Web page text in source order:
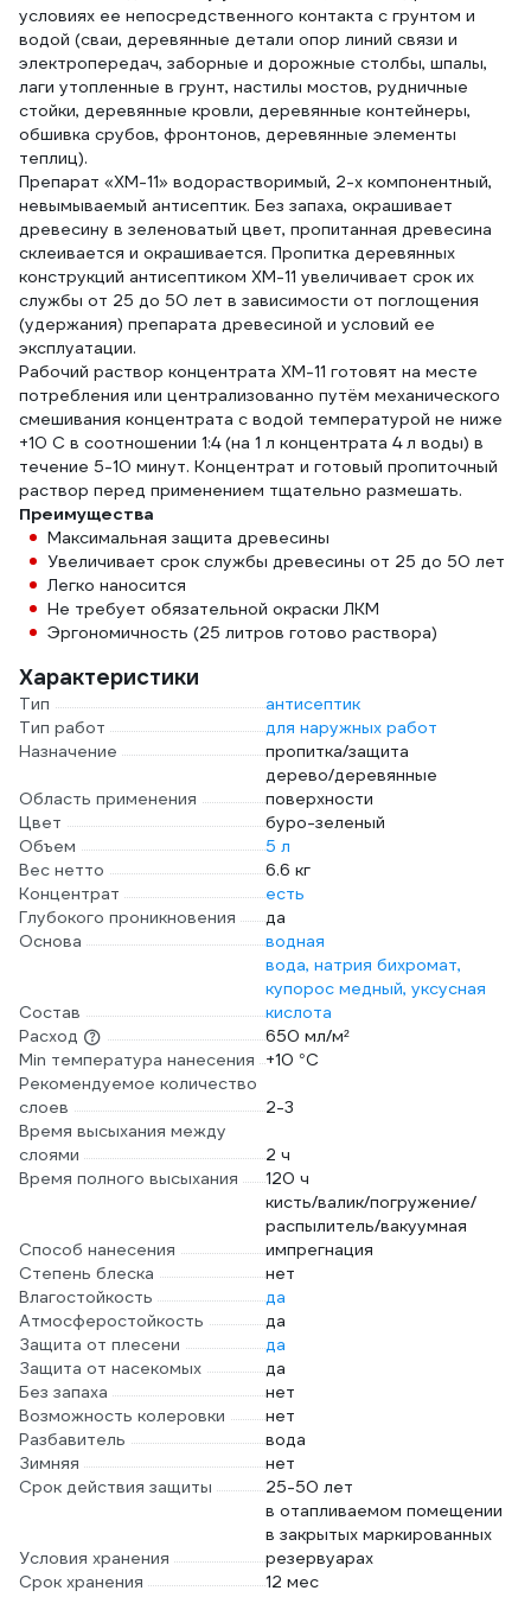
условиях ее непосредственного контакта с грунтом и
водой (сваи, деревянные детали опор линий связи и
электропередач, заборные и дорожные столбы, шпалы,
лаги утопленные в грунт, настилы мостов, рудничные
стойки, деревянные кровли, деревянные контейнеры,
обшивка срубов, фронтонов, деревянные элементы
теплиц).
Препарат «ХМ-11» водорастворимый, 2-х компонентный,
невымываемый антисептик. Без запаха, окрашивает
древесину в зеленоватый цвет, пропитанная древесина
склеивается и окрашивается. Пропитка деревянных
конструкций антисептиком ХМ-11 увеличивает срок их
службы от 25 до 50 лет в зависимости от поглощения
(удержания) препарата древесиной и условий ее
эксплуатации.
Рабочий раствор концентрата ХМ-11 готовят на месте
потребления или централизованно путём механического
смешивания концентрата с водой температурой не ниже
+10 С в соотношении 1:4 (на 1 л концентрата 4 л воды) в
течение 5-10 минут. Концентрат и готовый пропиточный
раствор перед применением тщательно размешать.
Преимущества
Максимальная защита древесины
Увеличивает срок службы древесины от 25 до 50 лет
Легко наносится
Не требует обязательной окраски ЛКМ
Эргономичность (25 литров готово раствора)
Характеристики
Тип
антисептик
Тип работ
для наружных работ
Назначение
пропитка/защита
Область применения
дерево/деревянные
поверхности
Цвет
буро-зеленый
Объем
5 л
Вес нетто
6.6 кг
Концентрат
есть
Глубокого проникновения
да
Основа
водная
Состав
вода, натрия бихромат,
купорос медный, уксусная
кислота
Расход
650 мл/м²
Min температура нанесения
+10 °С
Рекомендуемое количество
слоев
2-3
Время высыхания между
слоями
2 ч
Время полного высыхания
120 ч
Способ нанесения
кисть/валик/погружение/
распылитель/вакуумная
импрегнация
Степень блеска
нет
Влагостойкость
да
Атмосферостойкость
да
Защита от плесени
да
Защита от насекомых
да
Без запаха
нет
Возможность колеровки
нет
Разбавитель
вода
Зимняя
нет
Срок действия защиты
25-50 лет
Условия хранения
в отапливаемом помещении
в закрытых маркированных
резервуарах
Срок хранения
12 мес